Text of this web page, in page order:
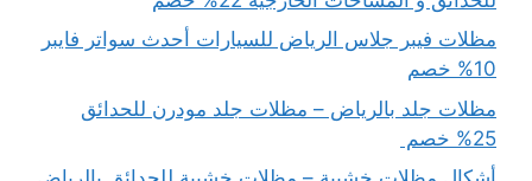
مظلات فيبر جلاس الرياض للسيارات أحدث سواتر فايبر
10% خصم
مظلات جلد بالرياض – مظلات جلد مودرن للحدائق
25% خصم